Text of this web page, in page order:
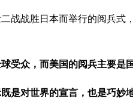
战战胜日本而举行的阅兵式
受众，而美国的阅兵主要是
是对世界的宣言，也是巧妙